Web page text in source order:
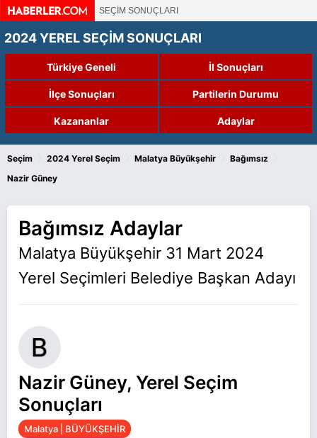
SEÇİM SONUÇLARI
2024 YEREL SEÇİM SONUÇLARI
Türkiye Geneli İl Sonuçları
İlçe Sonuçları Partilerin Durumu
Kazananlar Adaylar
Seçim 2024 Yerel Seçim Malatya Büyükşehir Bağımsız
Nazir Güney
Bağımsız Adaylar
Malatya Büyükşehir 31 Mart 2024
Yerel Seçimleri Belediye Başkan Adayı
Nazir Güney, Yerel Seçim
Sonuçları
Malatya | BÜYÜKŞEHİR